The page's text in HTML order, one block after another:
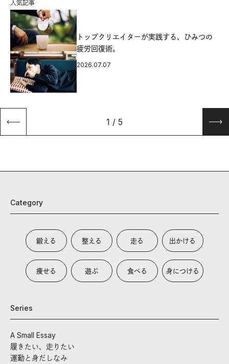
人気記事
トップクリエイターが実践する、ひみつの
疲労回復術。
2026.07.07
1 / 5
Category
鍛える 整える 走る 出かける
痩せる 遊ぶ 食べる 身につける
Series
A Small Essay
履きたい、走りたい
運動と身だしなみ